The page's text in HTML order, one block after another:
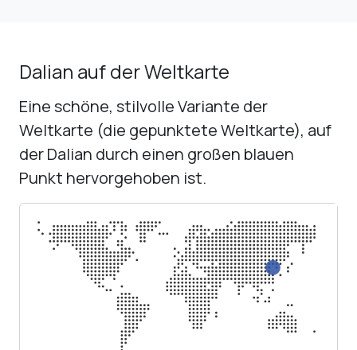
Dalian auf der Weltkarte
Eine schöne, stilvolle Variante der
Weltkarte (die gepunktete Weltkarte), auf
der Dalian durch einen großen blauen
Punkt hervorgehoben ist.